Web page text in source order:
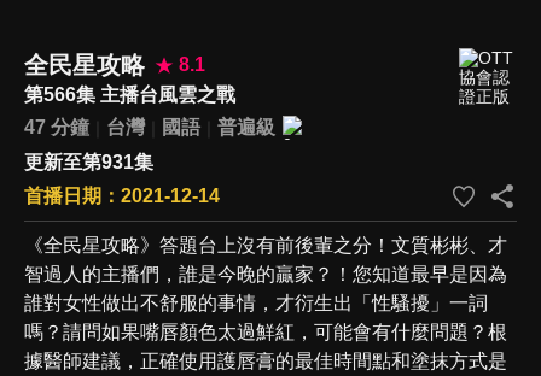
全民星攻略
8.1
第566集 主播台風雲之戰
47 分鐘
台灣 國語
普遍級
更新至第931集
首播日期：2021-12-14
《全民星攻略》答題台上沒有前後輩之分！文質彬彬、才
智過人的主播們，誰是今晚的贏家？！您知道最早是因為
誰對女性做出不舒服的事情，才衍生出「性騷擾」一詞
嗎？請問如果嘴唇顏色太過鮮紅，可能會有什麼問題？根
據醫師建議，正確使用護唇膏的最佳時間點和塗抹方式是